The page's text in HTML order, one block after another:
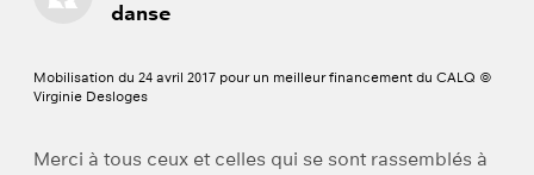
danse
Mobilisation du 24 avril 2017 pour un meilleur financement du CALQ ©
Virginie Desloges
Merci à tous ceux et celles qui se sont rassemblés à